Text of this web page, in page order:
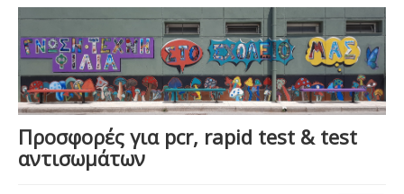
Προσφορές για pcr, rapid test & test
αντισωμάτων